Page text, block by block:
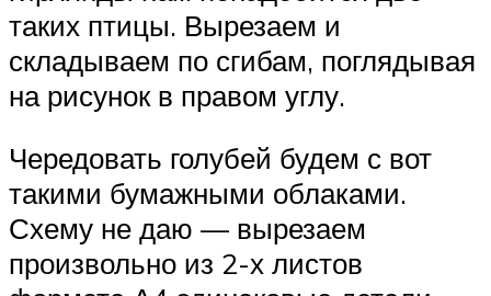
таких птицы. Вырезаем и
складываем по сгибам, поглядывая
на рисунок в правом углу.
Чередовать голубей будем с вот
такими бумажными облаками.
Схему не даю — вырезаем
произвольно из 2-х листов